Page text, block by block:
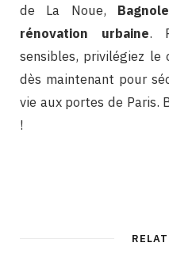
de La Noue,
rénovation urbaine.
sensibles, privilégiez le
dès maintenant pour
vie aux portes de Paris.
!